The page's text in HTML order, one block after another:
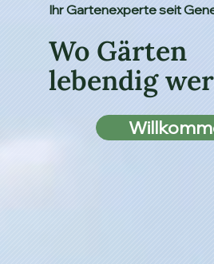
Ihr Gartenexperte seit
Wo Gärten
lebendig